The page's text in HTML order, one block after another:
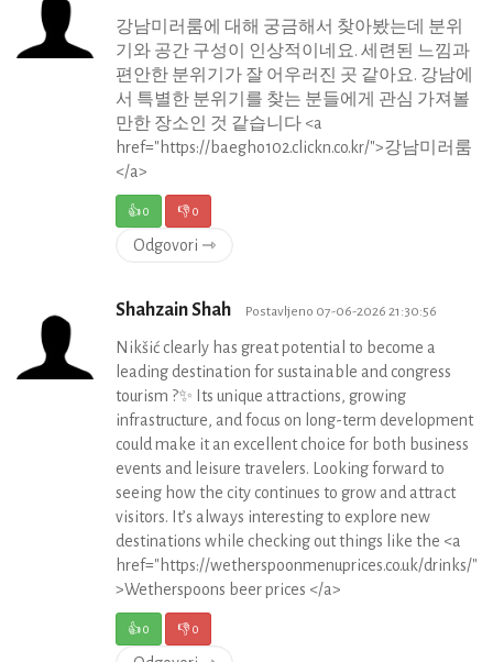
강남미러룸에 대해 궁금해서 찾아봤는데 분위
기와 공간 구성이 인상적이네요. 세련된 느낌과
편안한 분위기가 잘 어우러진 곳 같아요. 강남에
서 특별한 분위기를 찾는 분들에게 관심 가져볼
만한 장소인 것 같습니다 <a
href="https://baegho102.clickn.co.kr/">강남미러룸
</a>
👍0 👎0
Odgovori ⇾
Shahzain Shah Postavljeno 07-06-2026 21:30:56
Nikšić clearly has great potential to become a
leading destination for sustainable and congress
tourism ?✨ Its unique attractions, growing
infrastructure, and focus on long-term development
could make it an excellent choice for both business
events and leisure travelers. Looking forward to
seeing how the city continues to grow and attract
visitors. It’s always interesting to explore new
destinations while checking out things like the <a
href="https://wetherspoonmenuprices.co.uk/drinks/"
>Wetherspoons beer prices </a>
👍0 👎0